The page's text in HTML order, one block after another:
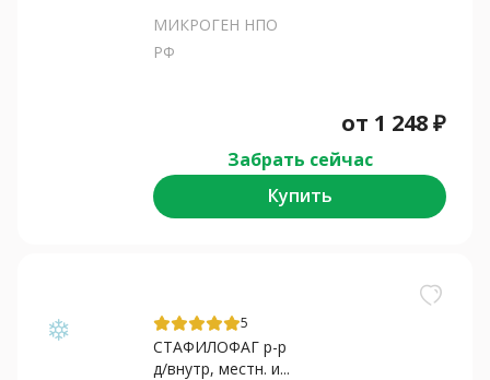
МИКРОГЕН НПО
РФ
от 1 248₽
Забрать сейчас
Купить
5
СТАФИЛОФАГ р-р
д/внутр, местн. и...